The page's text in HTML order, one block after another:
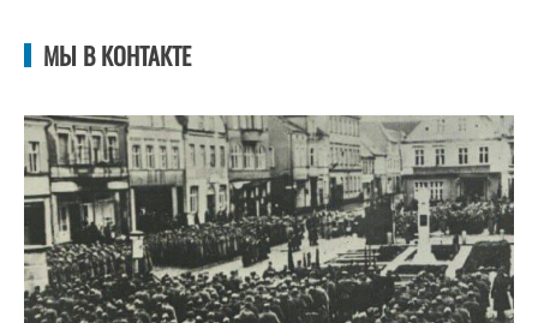
МЫ В КОНТАКТЕ